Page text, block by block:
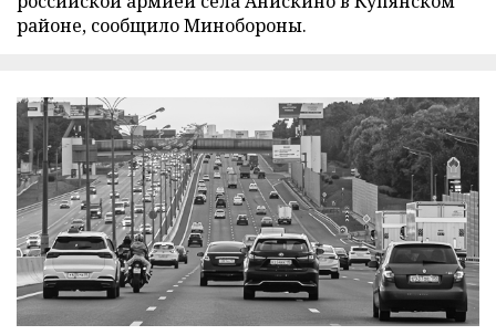
районе, сообщило Минобороны.